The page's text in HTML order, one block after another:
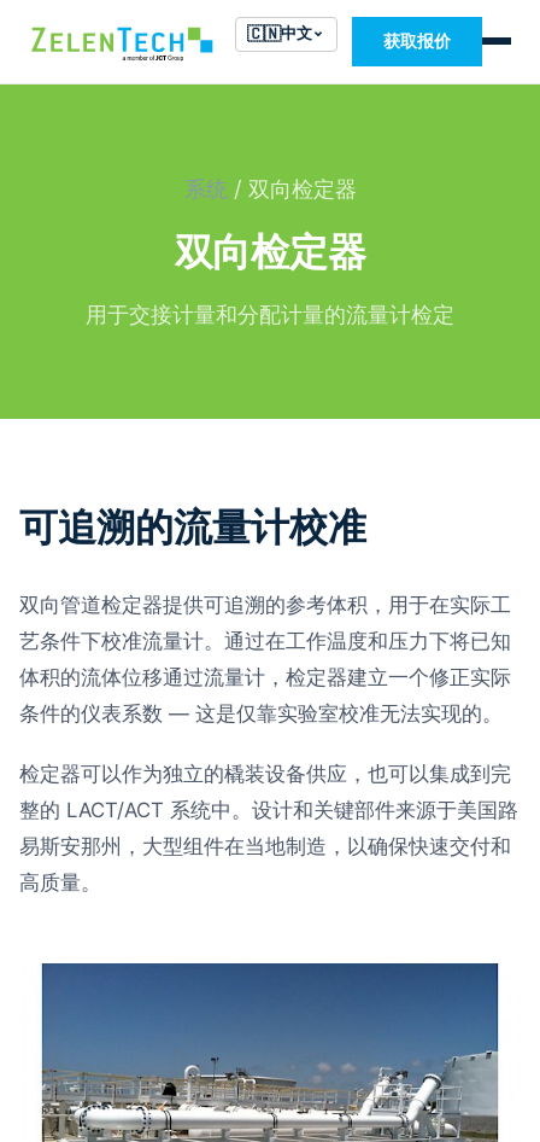
🇨🇳中文 获取报价
系统/ 双向检定器
双向检定器
用于交接计量和分配计量的流量计检定
可追溯的流量计校准
双向管道检定器提供可追溯的参考体积，用于在实际工
艺条件下校准流量计。通过在工作温度和压力下将已知
体积的流体位移通过流量计，检定器建立一个修正实际
条件的仪表系数 — 这是仅靠实验室校准无法实现的。
检定器可以作为独立的橇装设备供应，也可以集成到完
整的 LACT/ACT 系统中。设计和关键部件来源于美国路
易斯安那州，大型组件在当地制造，以确保快速交付和
高质量。